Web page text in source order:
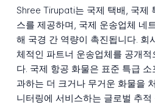
Shree Tirupati는 국제 택배, 국제
스를 제공하며, 국제 운송업체 네
해 국경 간 역량이 촉진됩니다. 회
체적인 파트너 운송업체를 공개
다. 국제 항공 화물은 표준 특급
과하는 더 크거나 무거운 화물을
니터링에 서비스하는 글로벌 추